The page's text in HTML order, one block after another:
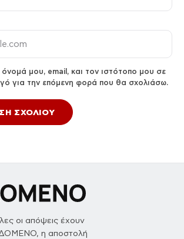
μου, email, και τον ιστότοπο μου σε
για την επόμενη φορά που θα σχολιάσω.
οι απόψεις έχουν
η αποστολή